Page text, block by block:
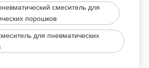
смеситель для
порошков
для пневматических